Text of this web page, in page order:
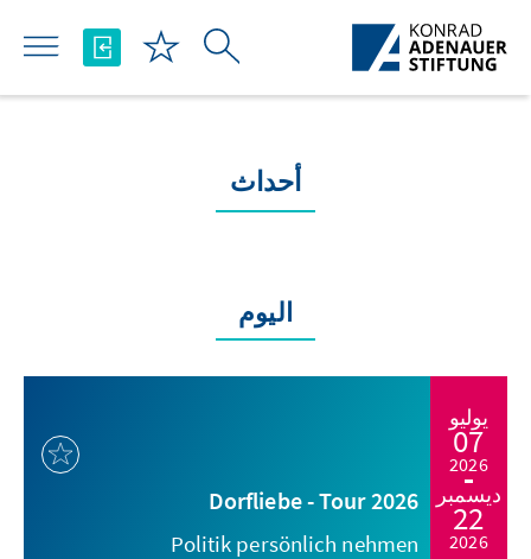
تخطي إلى المحتوى الرئيسي
أحداث
اليوم
يوليو
07
2026
ديسمبر
22
2026
Dorfliebe - Tour 2026
Politik persönlich nehmen